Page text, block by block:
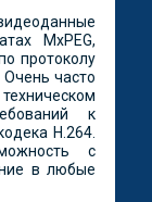
MxPEG,
протоколу
Очень часто
к
H.264.
с
в любые